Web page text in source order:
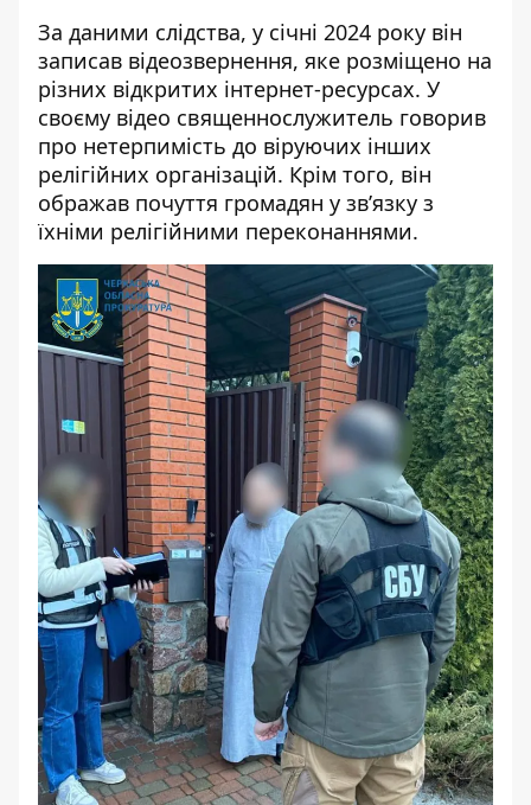
За даними слідства, у січні 2024 року він
записав відеозвернення, яке розміщено на
різних відкритих інтернет-ресурсах. У
своєму відео священнослужитель говорив
про нетерпимість до віруючих інших
релігійних організацій. Крім того, він
ображав почуття громадян у звʼязку з
їхніми релігійними переконаннями.